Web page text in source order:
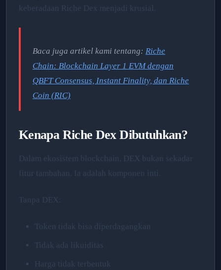
keberadaan Riche Dex menjadi krusial.
Baca juga artikel kami tentang: Riche
Chain: Blockchain Layer 1 EVM dengan
QBFT Consensus, Instant Finality, dan Riche
Coin (RIC)
Kenapa Riche Dex Dibutuhkan?
Dalam ekosistem blockchain, DEX bukan sekadar
fitur tambahan. Ia adalah komponen inti.
Tanpa DEX:
Token tidak bisa diperdagangkan
Tidak ada likuiditas
Harga tidak terbentuk